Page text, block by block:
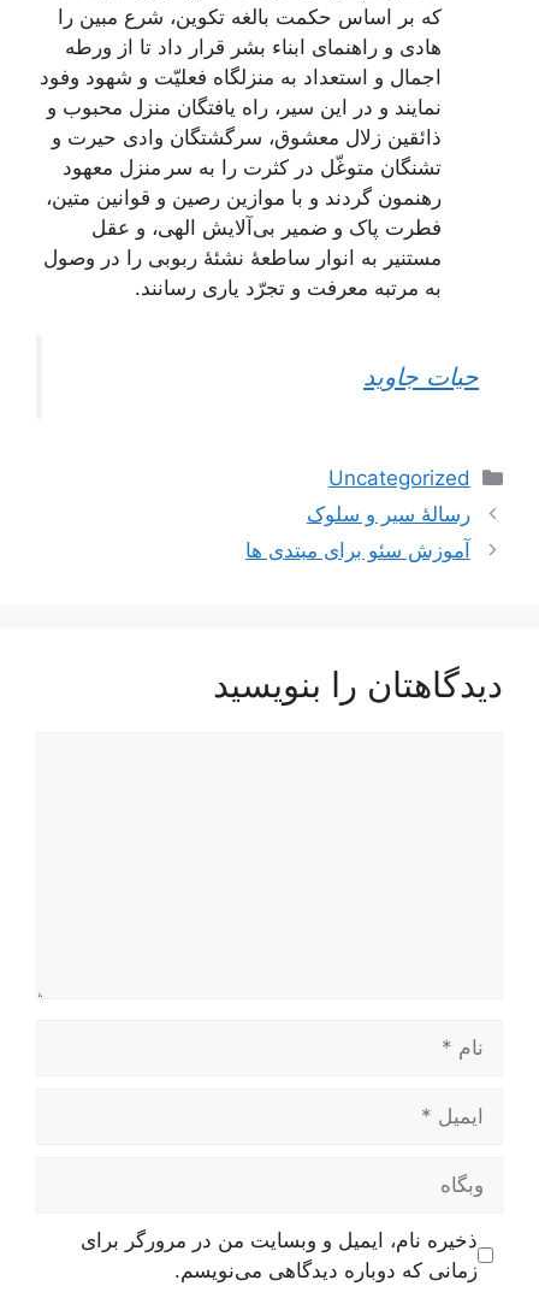
که بر اساس حکمت بالغه تکوین، شرع مبین را
هادی و راهنمای ابناء بشر قرار داد تا از ورطه
اجمال و استعداد به منزلگاه فعلیّت و شهود وفود
نمایند و در این سیر، راه یافتگان منزل محبوب و
ذائقین زلال معشوق، سرگشتگان وادی حیرت و
تشنگان متوغّل در کثرت را به سر منزل معهود
رهنمون گردند و با موازین رصین و قوانین متین،
فطرت پاک و ضمیر بی‌آلایش الهی، و عقل
مستنیر به انوار ساطعۀ نشئۀ ربوبی را در وصول
به مرتبه معرفت و تجرّد یاری رسانند.
حیات جاوید
دسته‌ها
Uncategorized
رسالۀ سیر و سلوک
آموزش سئو برای مبتدی ها
دیدگاهتان را بنویسید
ذخیره نام، ایمیل و وبسایت من در مرورگر برای
زمانی که دوباره دیدگاهی می‌نویسم.